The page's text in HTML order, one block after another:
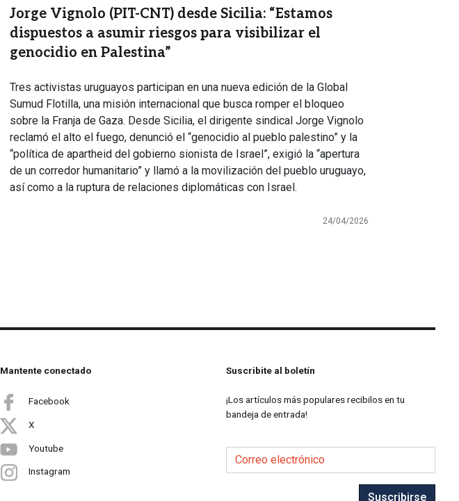
Jorge Vignolo (PIT-CNT) desde Sicilia: “Estamos
dispuestos a asumir riesgos para visibilizar el
genocidio en Palestina”
Tres activistas uruguayos participan en una nueva edición de la Global
Sumud Flotilla, una misión internacional que busca romper el bloqueo
sobre la Franja de Gaza. Desde Sicilia, el dirigente sindical Jorge Vignolo
reclamó el alto el fuego, denunció el “genocidio al pueblo palestino” y la
“política de apartheid del gobierno sionista de Israel”, exigió la “apertura
de un corredor humanitario” y llamó a la movilización del pueblo uruguayo,
así como a la ruptura de relaciones diplomáticas con Israel.
24/04/2026
Mantente conectado
Facebook
X
Youtube
Instagram
Suscribite al boletín
¡Los artículos más populares recibilos en tu
bandeja de entrada!
Correo electrónico
Suscribirse